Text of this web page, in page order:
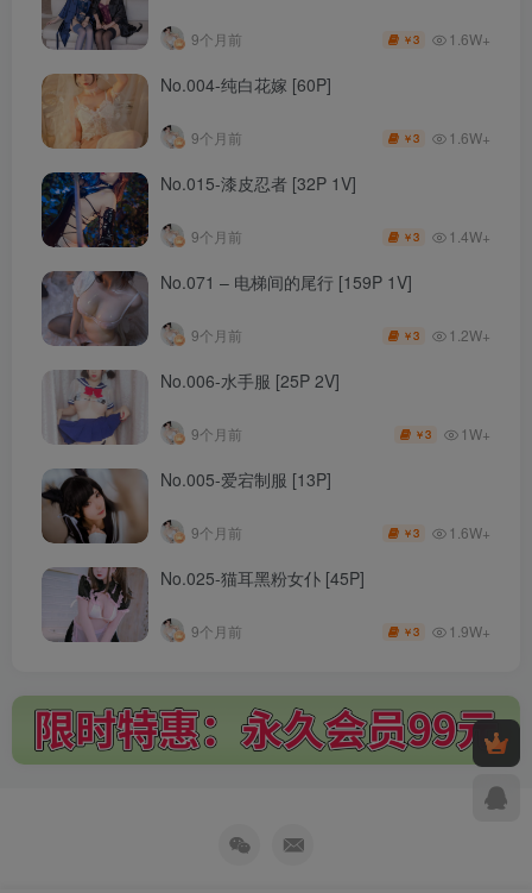
9个月前 ￥3 1.6W+
No.004-纯白花嫁 [60P]
9个月前 ￥3 1.6W+
No.015-漆皮忍者 [32P 1V]
9个月前 ￥3 1.4W+
No.071 – 电梯间的尾行 [159P 1V]
9个月前 ￥3 1.2W+
No.006-水手服 [25P 2V]
9个月前 ￥3 1W+
No.005-爱宕制服 [13P]
9个月前 ￥3 1.6W+
No.025-猫耳黑粉女仆 [45P]
9个月前 ￥3 1.9W+